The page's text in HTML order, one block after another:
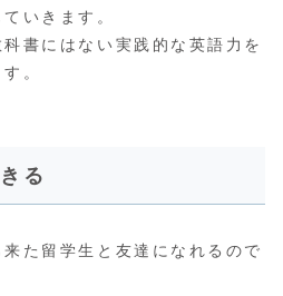
いきます。
書にはない実践的な英語力を
。
る
た留学生と友達になれるので